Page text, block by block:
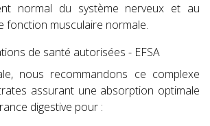
normal du système nerveux et au
fonction musculaire normale.
de santé autorisées - EFSA
nous recommandons ce complexe
assurant une absorption optimale
digestive pour :